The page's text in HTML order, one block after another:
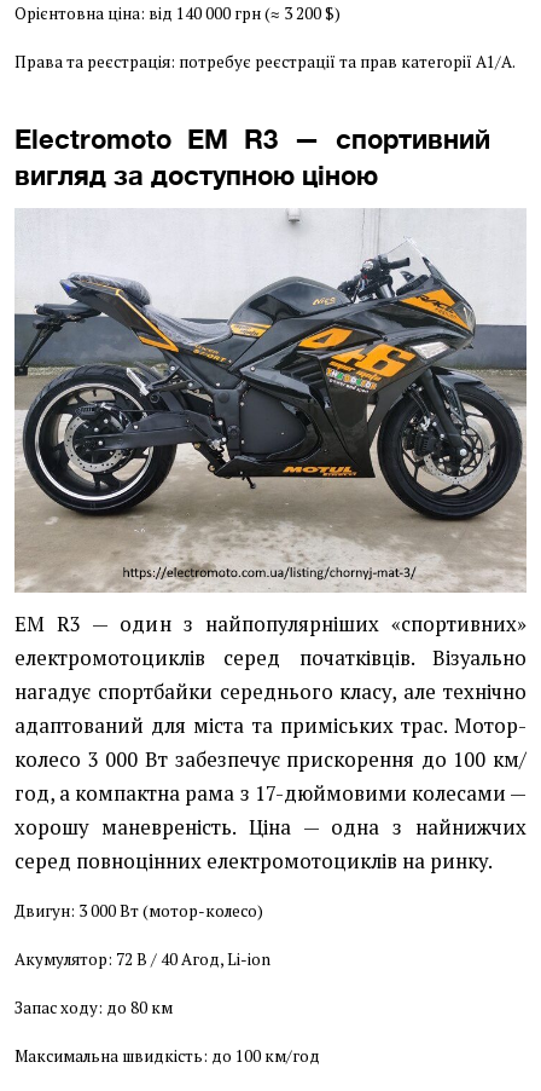
Орієнтовна ціна: від 140 000 грн (≈ 3 200 $)
Права та реєстрація: потребує реєстрації та прав категорії A1/A.
Electromoto EM R3 — спортивний
вигляд за доступною ціною
EM R3 — один з найпопулярніших «спортивних»
електромотоциклів серед початківців. Візуально
нагадує спортбайки середнього класу, але технічно
адаптований для міста та приміських трас. Мотор-
колесо 3 000 Вт забезпечує прискорення до 100 км/
год, а компактна рама з 17-дюймовими колесами —
хорошу маневреність. Ціна — одна з найнижчих
серед повноцінних електромотоциклів на ринку.
Двигун: 3 000 Вт (мотор-колесо)
Акумулятор: 72 В / 40 Агод, Li-ion
Запас ходу: до 80 км
Максимальна швидкість: до 100 км/год